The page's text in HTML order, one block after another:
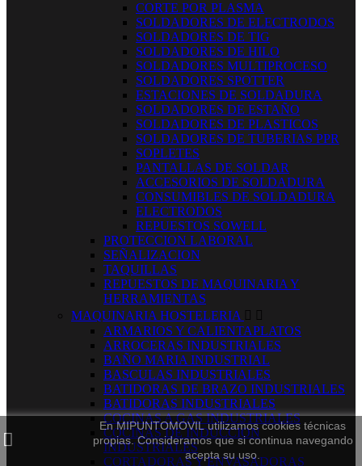
En MIPUNTOMOVIL utilizamos cookies técnicas
propias. Consideramos que si continua navegando
acepta su uso.
CORTE POR PLASMA
SOLDADORES DE ELECTRODOS
SOLDADORES DE TIG
SOLDADORES DE HILO
SOLDADORES MULTIPROCESO
SOLDADORES SPOTTER
ESTACIONES DE SOLDADURA
SOLDADORES DE ESTAÑO
SOLDADORES DE PLASTICOS
SOLDADORES DE TUBERIAS PPR
SOPLETES
PANTALLAS DE SOLDAR
ACCESORIOS DE SOLDADURA
CONSUMIBLES DE SOLDADURA
ELECTRODOS
REPUESTOS SOWELL
PROTECCION LABORAL
SEÑALIZACION
TAQUILLAS
REPUESTOS DE MAQUINARIA Y
HERRAMIENTAS
MAQUINARIA HOSTELERIA  
ARMARIOS Y CALIENTAPLATOS
ARROCERAS INDUSTRIALES
BAÑO MARIA INDUSTRIAL
BASCULAS INDUSTRIALES
BATIDORAS DE BRAZO INDUSTRIALES
BATIDORAS INDUSTRIALES
COCINAS A GAS INDUSTRIALES
COCINAS DE INDUCCION
INDUSTRIALES
CORTADORAS Y ENVASADORAS